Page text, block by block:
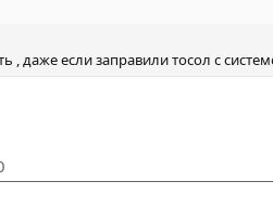
даже если заправили тосол с